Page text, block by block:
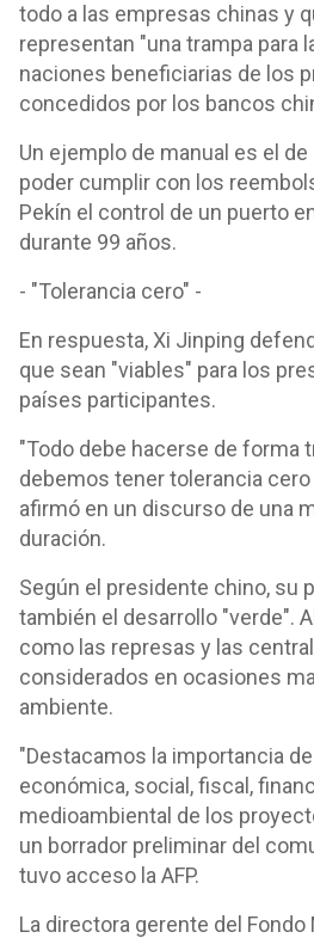
todo a las empresas chinas y
representan "una trampa para
naciones beneficiarias de los
concedidos por los bancos
Un ejemplo de manual es el de
poder cumplir con los
Pekín el control de un puerto
durante 99 años.
- "Tolerancia cero" -
En respuesta, Xi Jinping
que sean "viables" para los
países participantes.
"Todo debe hacerse de forma
debemos tener tolerancia
afirmó en un discurso de una
duración.
Según el presidente chino, su
también el desarrollo "verde".
como las represas y las
considerados en ocasiones
ambiente.
"Destacamos la importancia
económica, social, fiscal,
medioambiental de los
un borrador preliminar del
tuvo acceso la AFP.
La directora gerente del Fondo